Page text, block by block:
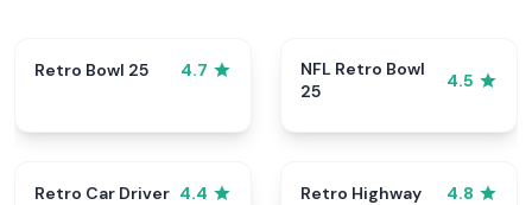
Retro Bowl 25 4.7
NFL Retro Bowl
25
4.5
Retro Car Driver 4.4 Retro Highway 4.8